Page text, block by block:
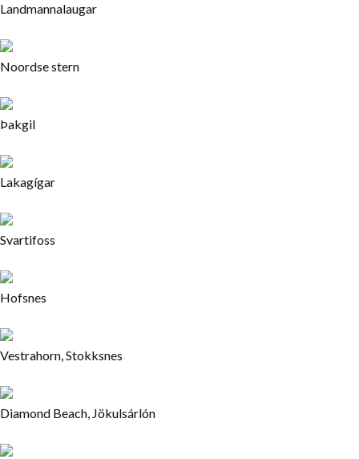
Landmannalaugar
Noordse stern
Þakgil
Lakagígar
Svartifoss
Hofsnes
Vestrahorn, Stokksnes
Diamond Beach, Jökulsárlón